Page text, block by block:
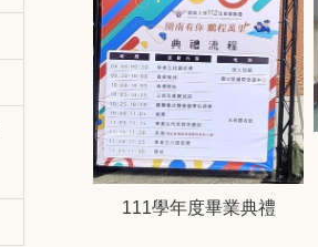
111學年度畢業典禮